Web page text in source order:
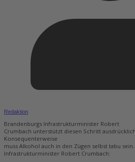
Redaktion
Brandenburgs Infrastrukturminister Robert
Crumbach unterstützt diesen Schritt
Konsequenterweise
muss Alkohol auch in den Zügen selbst tabu sein.
Infrastrukturminister Robert Crumbach: